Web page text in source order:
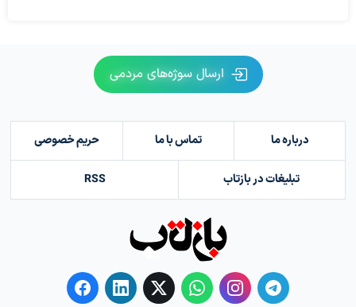
ارسال سوژه‌های مردمی
درباره ما تماس با ما حریم خصوصی
تبلیغات در بازتاب RSS